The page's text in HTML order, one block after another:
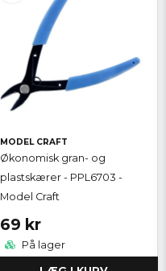
MODEL CRAFT
Økonomisk gran- og
plastskærer - PPL6703 -
Model Craft
69 kr
På lager